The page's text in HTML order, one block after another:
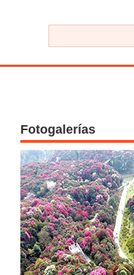
Fotogalerías